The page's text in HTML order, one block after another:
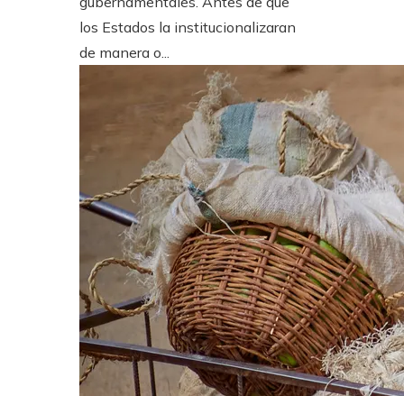
los Estados la institucionalizaran
de manera o...